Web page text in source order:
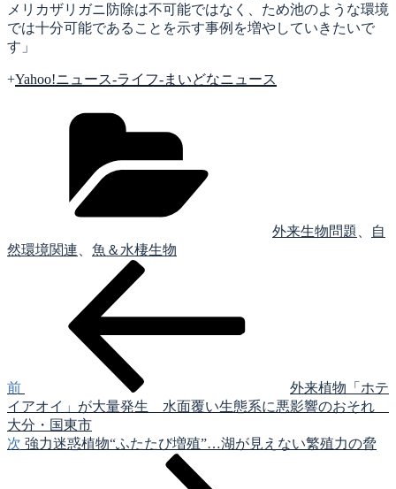
メリカザリガニ防除は不可能ではなく、ため池のような環境
では十分可能であることを示す事例を増やしていきたいで
す」
+Yahoo!ニュース-ライフ-まいどなニュース
外来生物問題
自
然環境関連
魚＆水棲生物
ゲ
ー
シ
前
外来植物「ホテ
イアオイ」が大量発生 水面覆い生態系に悪影響のおそれ
大分・国東市
次
次 強力迷惑植物“ふたたび増殖”…湖が見えない繁殖力の脅